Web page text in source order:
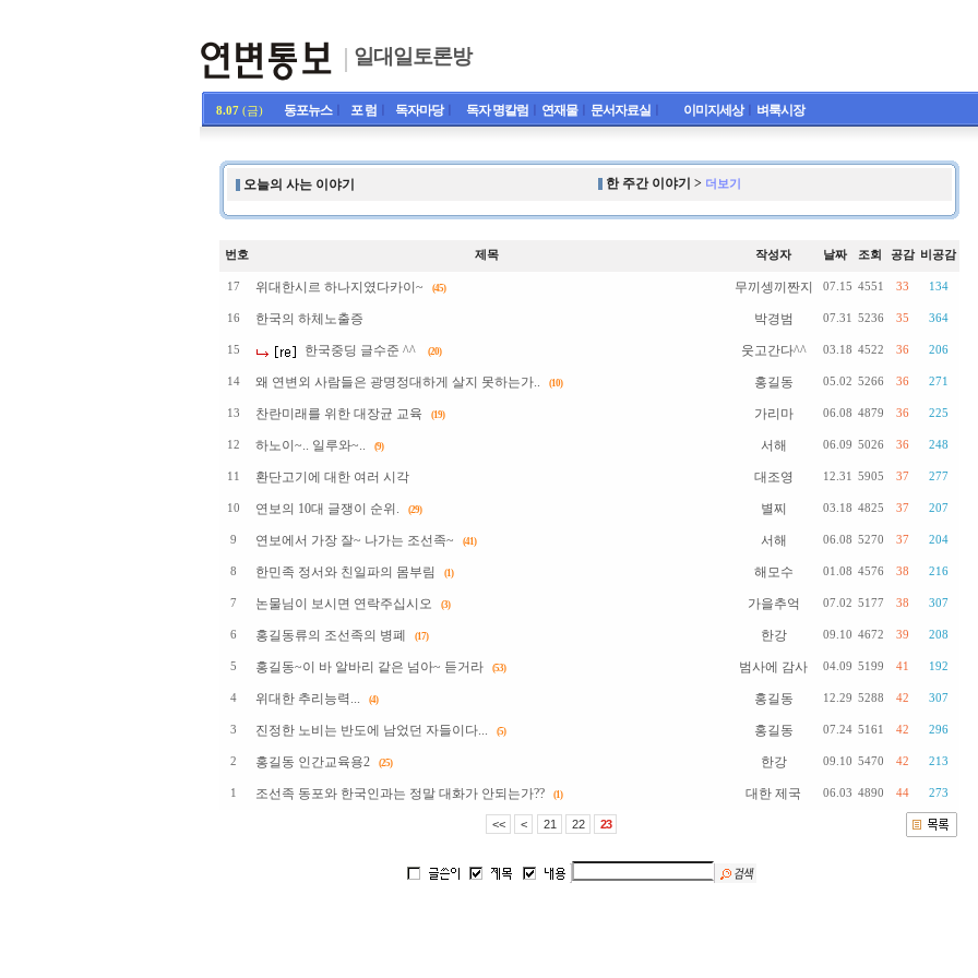
일대일토론방
8.07 (금) 동포뉴스ㅣ 포 럼 독자마당ㅣ 독자 명칼럼 연재물ㅣ 문서자료실 이미지세상ㅣ 벼룩시장
오늘의 사는 이야기 한 주간 이야기 > 더보기
번호 제목 작성자 날짜 조회 공감 비공감
17 위대한시르 하나지였다카이~ (45) 무끼셍끼짠지 07.15 4551 33 134
16 한국의 하체노출증 박경범 07.31 5236 35 364
15 한국중딩 글수준 ^^ (20) 웃고간다^^ 03.18 4522 36 206
14 왜 연변외 사람들은 광명정대하게 살지 못하는가.. (10) 홍길동 05.02 5266 36 271
13 찬란미래를 위한 대장균 교육 (19) 가리마 06.08 4879 36 225
12 하노이~.. 일루와~.. (9) 서해 06.09 5026 36 248
11 환단고기에 대한 여러 시각 대조영 12.31 5905 37 277
10 연보의 10대 글쟁이 순위. (29) 별찌 03.18 4825 37 207
9 연보에서 가장 잘~ 나가는 조선족~ (41) 서해 06.08 5270 37 204
8 한민족 정서와 친일파의 몸부림 (1) 해모수 01.08 4576 38 216
7 논물님이 보시면 연락주십시오 (3) 가을추억 07.02 5177 38 307
6 홍길동류의 조선족의 병폐 (17) 한강 09.10 4672 39 208
5 홍길동~이 바 알바리 같은 넘아~ 듣거라 (53) 범사에 감사 04.09 5199 41 192
4 위대한 추리능력... (4) 홍길동 12.29 5288 42 307
3 진정한 노비는 반도에 남었던 자들이다... (5) 홍길동 07.24 5161 42 296
2 홍길동 인간교육용2 (25) 한강 09.10 5470 42 213
1 조선족 동포와 한국인과는 정말 대화가 안되는가?? (1) 대한 제국 06.03 4890 44 273
<< < 21 22 23